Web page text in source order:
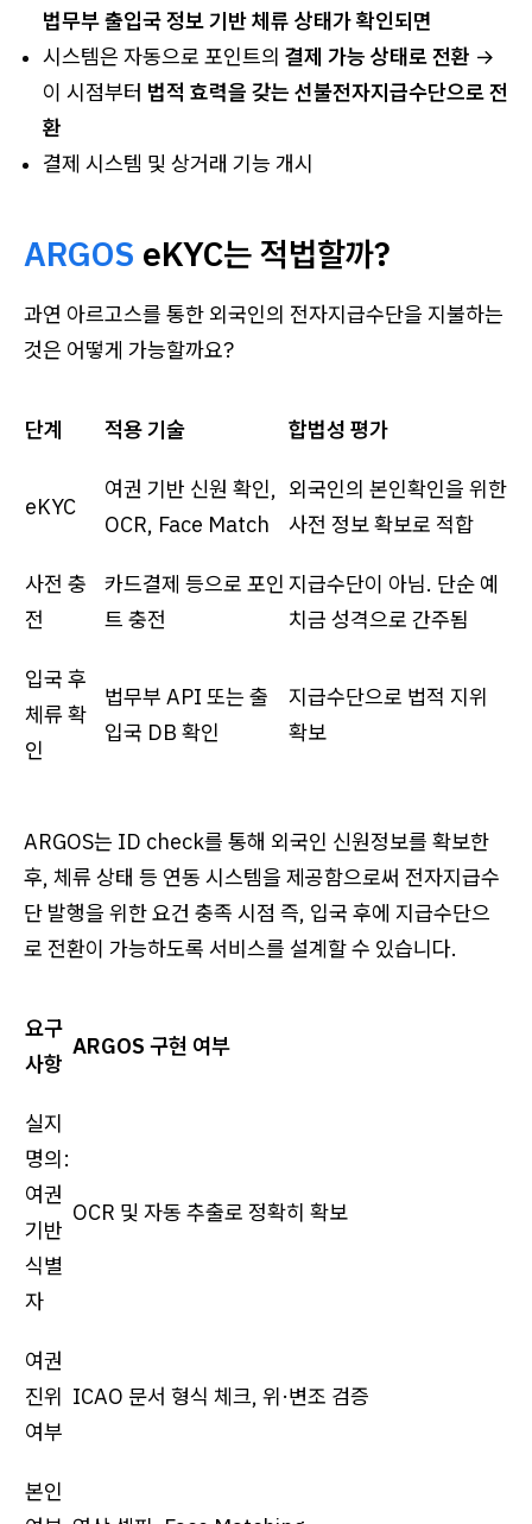
법무부 출입국 정보 기반 체류 상태가 확인되면
시스템은 자동으로 포인트의 결제 가능 상태로 전환 →
이 시점부터 법적 효력을 갖는 선불전자지급수단으로 전
환
결제 시스템 및 상거래 기능 개시
ARGOS eKYC는 적법할까?
과연 아르고스를 통한 외국인의 전자지급수단을 지불하는
것은 어떻게 가능할까요?
단계 적용 기술 합법성 평가
eKYC
여권 기반 신원 확인,
OCR, Face Match
외국인의 본인확인을 위한
사전 정보 확보로 적합
사전 충
전
카드결제 등으로 포인
트 충전
지급수단이 아님. 단순 예
치금 성격으로 간주됨
입국 후
체류 확
인
법무부 API 또는 출
입국 DB 확인
지급수단으로 법적 지위
확보
ARGOS는 ID check를 통해 외국인 신원정보를 확보한
후, 체류 상태 등 연동 시스템을 제공함으로써 전자지급수
단 발행을 위한 요건 충족 시점 즉, 입국 후에 지급수단으
로 전환이 가능하도록 서비스를 설계할 수 있습니다.
요구
사항
ARGOS 구현 여부
실지
명의:
여권
기반
식별
자
OCR 및 자동 추출로 정확히 확보
여권
진위
여부
ICAO 문서 형식 체크, 위·변조 검증
본인